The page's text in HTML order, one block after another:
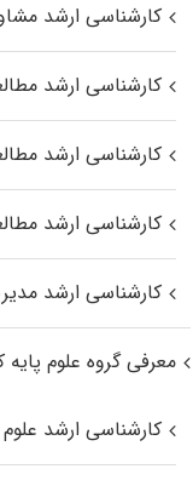
کارشناسی ارشد
کارشناسی ارشد
کارشناسی ارشد
کارشناسی ارشد
کارشناسی ارشد
معرفی گروه علوم
کارشناسی ارشد